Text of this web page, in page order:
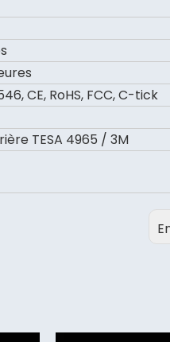
CE, RoHS, FCC, C-tick
TESA 4965 / 3M